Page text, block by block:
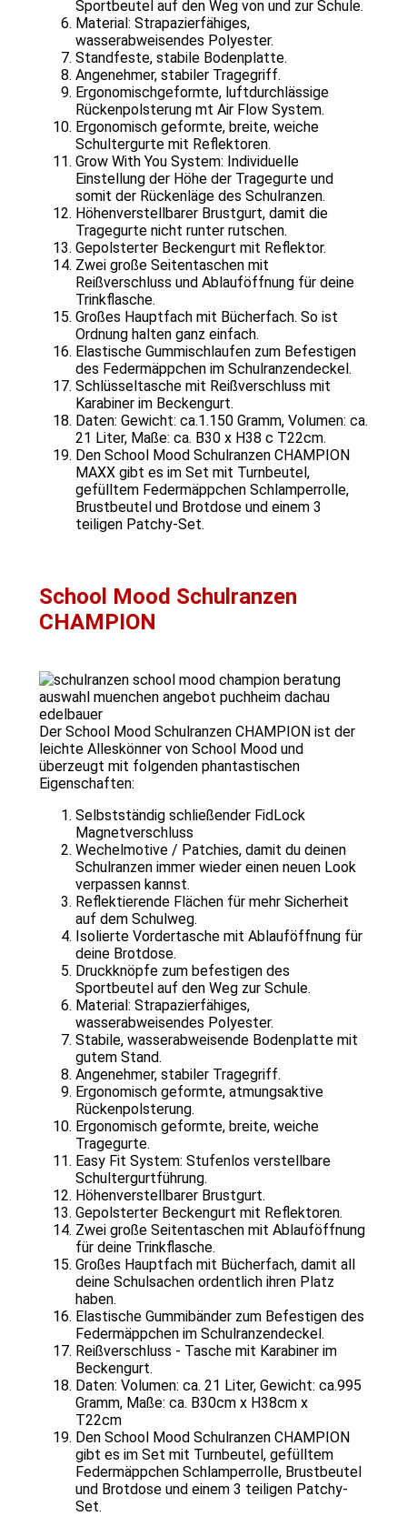
Sportbeutel auf den Weg von und zur Schule.
Material: Strapazierfähiges,
wasserabweisendes Polyester.
Standfeste, stabile Bodenplatte.
Angenehmer, stabiler Tragegriff.
Ergonomischgeformte, luftdurchlässige
Rückenpolsterung mt Air Flow System.
Ergonomisch geformte, breite, weiche
Schultergurte mit Reflektoren.
Grow With You System: Individuelle
Einstellung der Höhe der Tragegurte und
somit der Rückenläge des Schulranzen.
Höhenverstellbarer Brustgurt, damit die
Tragegurte nicht runter rutschen.
Gepolsterter Beckengurt mit Reflektor.
Zwei große Seitentaschen mit
Reißverschluss und Ablauföffnung für deine
Trinkflasche.
Großes Hauptfach mit Bücherfach. So ist
Ordnung halten ganz einfach.
Elastische Gummischlaufen zum Befestigen
des Federmäppchen im Schulranzendeckel.
Schlüsseltasche mit Reißverschluss mit
Karabiner im Beckengurt.
Daten: Gewicht: ca.1.150 Gramm, Volumen: ca.
21 Liter, Maße: ca. B30 x H38 c T22cm.
Den School Mood Schulranzen CHAMPION
MAXX gibt es im Set mit Turnbeutel,
gefülltem Federmäppchen Schlamperrolle,
Brustbeutel und Brotdose und einem 3
teiligen Patchy-Set.
School Mood Schulranzen
CHAMPION
Der School Mood Schulranzen CHAMPION ist der
leichte Alleskönner von School Mood und
überzeugt mit folgenden phantastischen
Eigenschaften:
Selbstständig schließender FidLock
Magnetverschluss
Wechelmotive / Patchies, damit du deinen
Schulranzen immer wieder einen neuen Look
verpassen kannst.
Reflektierende Flächen für mehr Sicherheit
auf dem Schulweg.
Isolierte Vordertasche mit Ablauföffnung für
deine Brotdose.
Druckknöpfe zum befestigen des
Sportbeutel auf den Weg zur Schule.
Material: Strapazierfähiges,
wasserabweisendes Polyester.
Stabile, wasserabweisende Bodenplatte mit
gutem Stand.
Angenehmer, stabiler Tragegriff.
Ergonomisch geformte, atmungsaktive
Rückenpolsterung.
Ergonomisch geformte, breite, weiche
Tragegurte.
Easy Fit System: Stufenlos verstellbare
Schultergurtführung.
Höhenverstellbarer Brustgurt.
Gepolsterter Beckengurt mit Reflektoren.
Zwei große Seitentaschen mit Ablauföffnung
für deine Trinkflasche.
Großes Hauptfach mit Bücherfach, damit all
deine Schulsachen ordentlich ihren Platz
haben.
Elastische Gummibänder zum Befestigen des
Federmäppchen im Schulranzendeckel.
Reißverschluss - Tasche mit Karabiner im
Beckengurt.
Daten: Volumen: ca. 21 Liter, Gewicht: ca.995
Gramm, Maße: ca. B30cm x H38cm x
T22cm
Den School Mood Schulranzen CHAMPION
gibt es im Set mit Turnbeutel, gefülltem
Federmäppchen Schlamperrolle, Brustbeutel
und Brotdose und einem 3 teiligen Patchy-
Set.